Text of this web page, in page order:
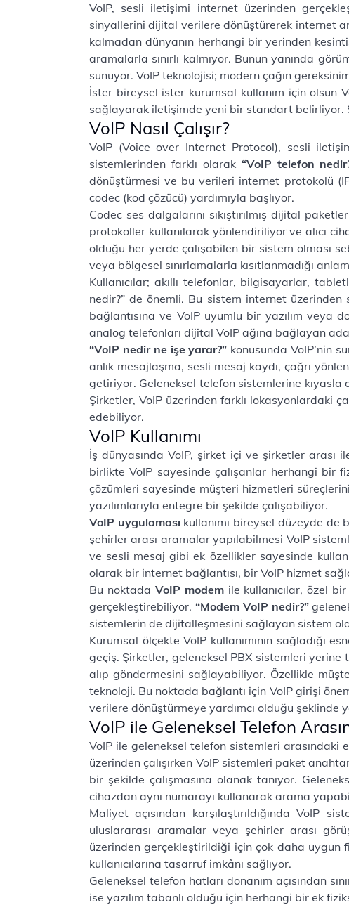
VoIP, sesli iletişimi internet üzerinden
sinyallerini dijital verilere dönüştürerek internet
kalmadan dünyanın herhangi bir yerinden
aramalarla sınırlı kalmıyor. Bunun yanında
sunuyor. VoIP teknolojisi; modern çağın
İster bireysel ister kurumsal kullanım için olsun
sağlayarak iletişimde yeni bir standart belirliyor.
VoIP Nasıl Çalışır?
VoIP (Voice over Internet Protocol), sesli
sistemlerinden farklı olarak “VoIP telefon
dönüştürmesi ve bu verileri internet protokolü
codec (kod çözücü) yardımıyla başlıyor.
Codec ses dalgalarını sıkıştırılmış dijital
protokoller kullanılarak yönlendiriliyor ve alıcı
olduğu her yerde çalışabilen bir sistem olması
veya bölgesel sınırlamalarla kısıtlanmadığı
Kullanıcılar; akıllı telefonlar, bilgisayarlar,
nedir?” de önemli. Bu sistem internet
bağlantısına ve VoIP uyumlu bir yazılım veya
analog telefonları dijital VoIP ağına bağlayan
“VoIP nedir ne işe yarar?” konusunda VoIP’nin
anlık mesajlaşma, sesli mesaj kaydı, çağrı
getiriyor. Geleneksel telefon sistemlerine
Şirketler, VoIP üzerinden farklı lokasyonlardaki
edebiliyor.
VoIP Kullanımı
İş dünyasında VoIP, şirket içi ve şirketler arası
birlikte VoIP sayesinde çalışanlar herhangi bir
çözümleri sayesinde müşteri hizmetleri
yazılımlarıyla entegre bir şekilde çalışabiliyor.
VoIP uygulaması kullanımı bireysel düzeyde
şehirler arası aramalar yapılabilmesi VoIP
ve sesli mesaj gibi ek özellikler sayesinde
olarak bir internet bağlantısı, bir VoIP hizmet
Bu noktada VoIP modem ile kullanıcılar, özel
gerçekleştirebiliyor. “Modem VoIP nedir?”
sistemlerin de dijitalleşmesini sağlayan sistem
Kurumsal ölçekte VoIP kullanımının sağladığı
geçiş. Şirketler, geleneksel PBX sistemleri yerine
alıp göndermesini sağlayabiliyor. Özellikle
teknoloji. Bu noktada bağlantı için VoIP girişi
verilere dönüştürmeye yardımcı olduğu şeklinde
VoIP ile Geleneksel Telefon
VoIP ile geleneksel telefon sistemleri
üzerinden çalışırken VoIP sistemleri paket
bir şekilde çalışmasına olanak tanıyor.
cihazdan aynı numarayı kullanarak arama
Maliyet açısından karşılaştırıldığında
uluslararası aramalar veya şehirler arası
üzerinden gerçekleştirildiği için çok daha uygun
kullanıcılarına tasarruf imkânı sağlıyor.
Geleneksel telefon hatları donanım açısından
ise yazılım tabanlı olduğu için herhangi bir ek